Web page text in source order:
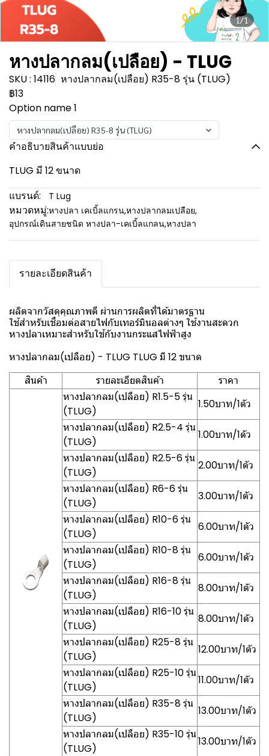
1/1
หางปลากลม(เปลือย) - TLUG
SKU : 14116 หางปลากลม(เปลือย) R35-8 รุ่น (TLUG)
฿13
Option name 1
หางปลากลม(เปลือย) R35-8 รุ่น (TLUG)
คำอธิบายสินค้าแบบย่อ
TLUG มี 12 ขนาด
แบรนด์:
T Lug
หมวดหมู่:หางปลา เคเบิ้ลแกรน,หางปลากลมเปลือย,
อุปกรณ์เดินสายชนิด หางปลา-เคเบิ้ลแกลน,หางปลา
รายละเอียดสินค้า
ผลิตจากวัสดุคุณภาพดี ผ่านการผลิตที่ได้มาตรฐาน
ใช้สำหรับเชื่อมต่อสายไฟกับเทอร์มินอลต่างๆ ใช้งานสะดวก
หางปลาเหมาะสำหรับใช้กับงานกระแสไฟฟ้าสูง
หางปลากลม(เปลือย) - TLUG TLUG มี 12 ขนาด
สินค้า
รายละเอียดสินค้า
ราคา
หางปลากลม(เปลือย) R1.5-5 รุ่น
(TLUG)
1.50บาท/1ตัว
หางปลากลม(เปลือย) R2.5-4 รุ่น
(TLUG)
1.00บาท/1ตัว
หางปลากลม(เปลือย) R2.5-6 รุ่น
(TLUG)
2.00บาท/1ตัว
หางปลากลม(เปลือย) R6-6 รุ่น
(TLUG)
3.00บาท/1ตัว
หางปลากลม(เปลือย) R10-6 รุ่น
(TLUG)
6.00บาท/1ตัว
หางปลากลม(เปลือย) R10-8 รุ่น
(TLUG)
6.00บาท/1ตัว
หางปลากลม(เปลือย) R16-8 รุ่น
(TLUG)
8.00บาท/1ตัว
หางปลากลม(เปลือย) R16-10 รุ่น
(TLUG)
8.00บาท/1ตัว
หางปลากลม(เปลือย) R25-8 รุ่น
(TLUG)
12.00บาท/1ตัว
หางปลากลม(เปลือย) R25-10 รุ่น
(TLUG)
11.00บาท/1ตัว
หางปลากลม(เปลือย) R35-8 รุ่น
(TLUG)
13.00บาท/1ตัว
หางปลากลม(เปลือย) R35-10 รุ่น
(TLUG)
13.00บาท/1ตัว